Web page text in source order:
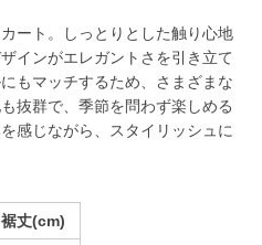
ート。しっとりとした触り心地
インがエレガントさを引き立て
もマッチするため、さまざまな
抜群で、季節を問わず楽しめる
感じながら、スタイリッシュに
裾丈(cm)